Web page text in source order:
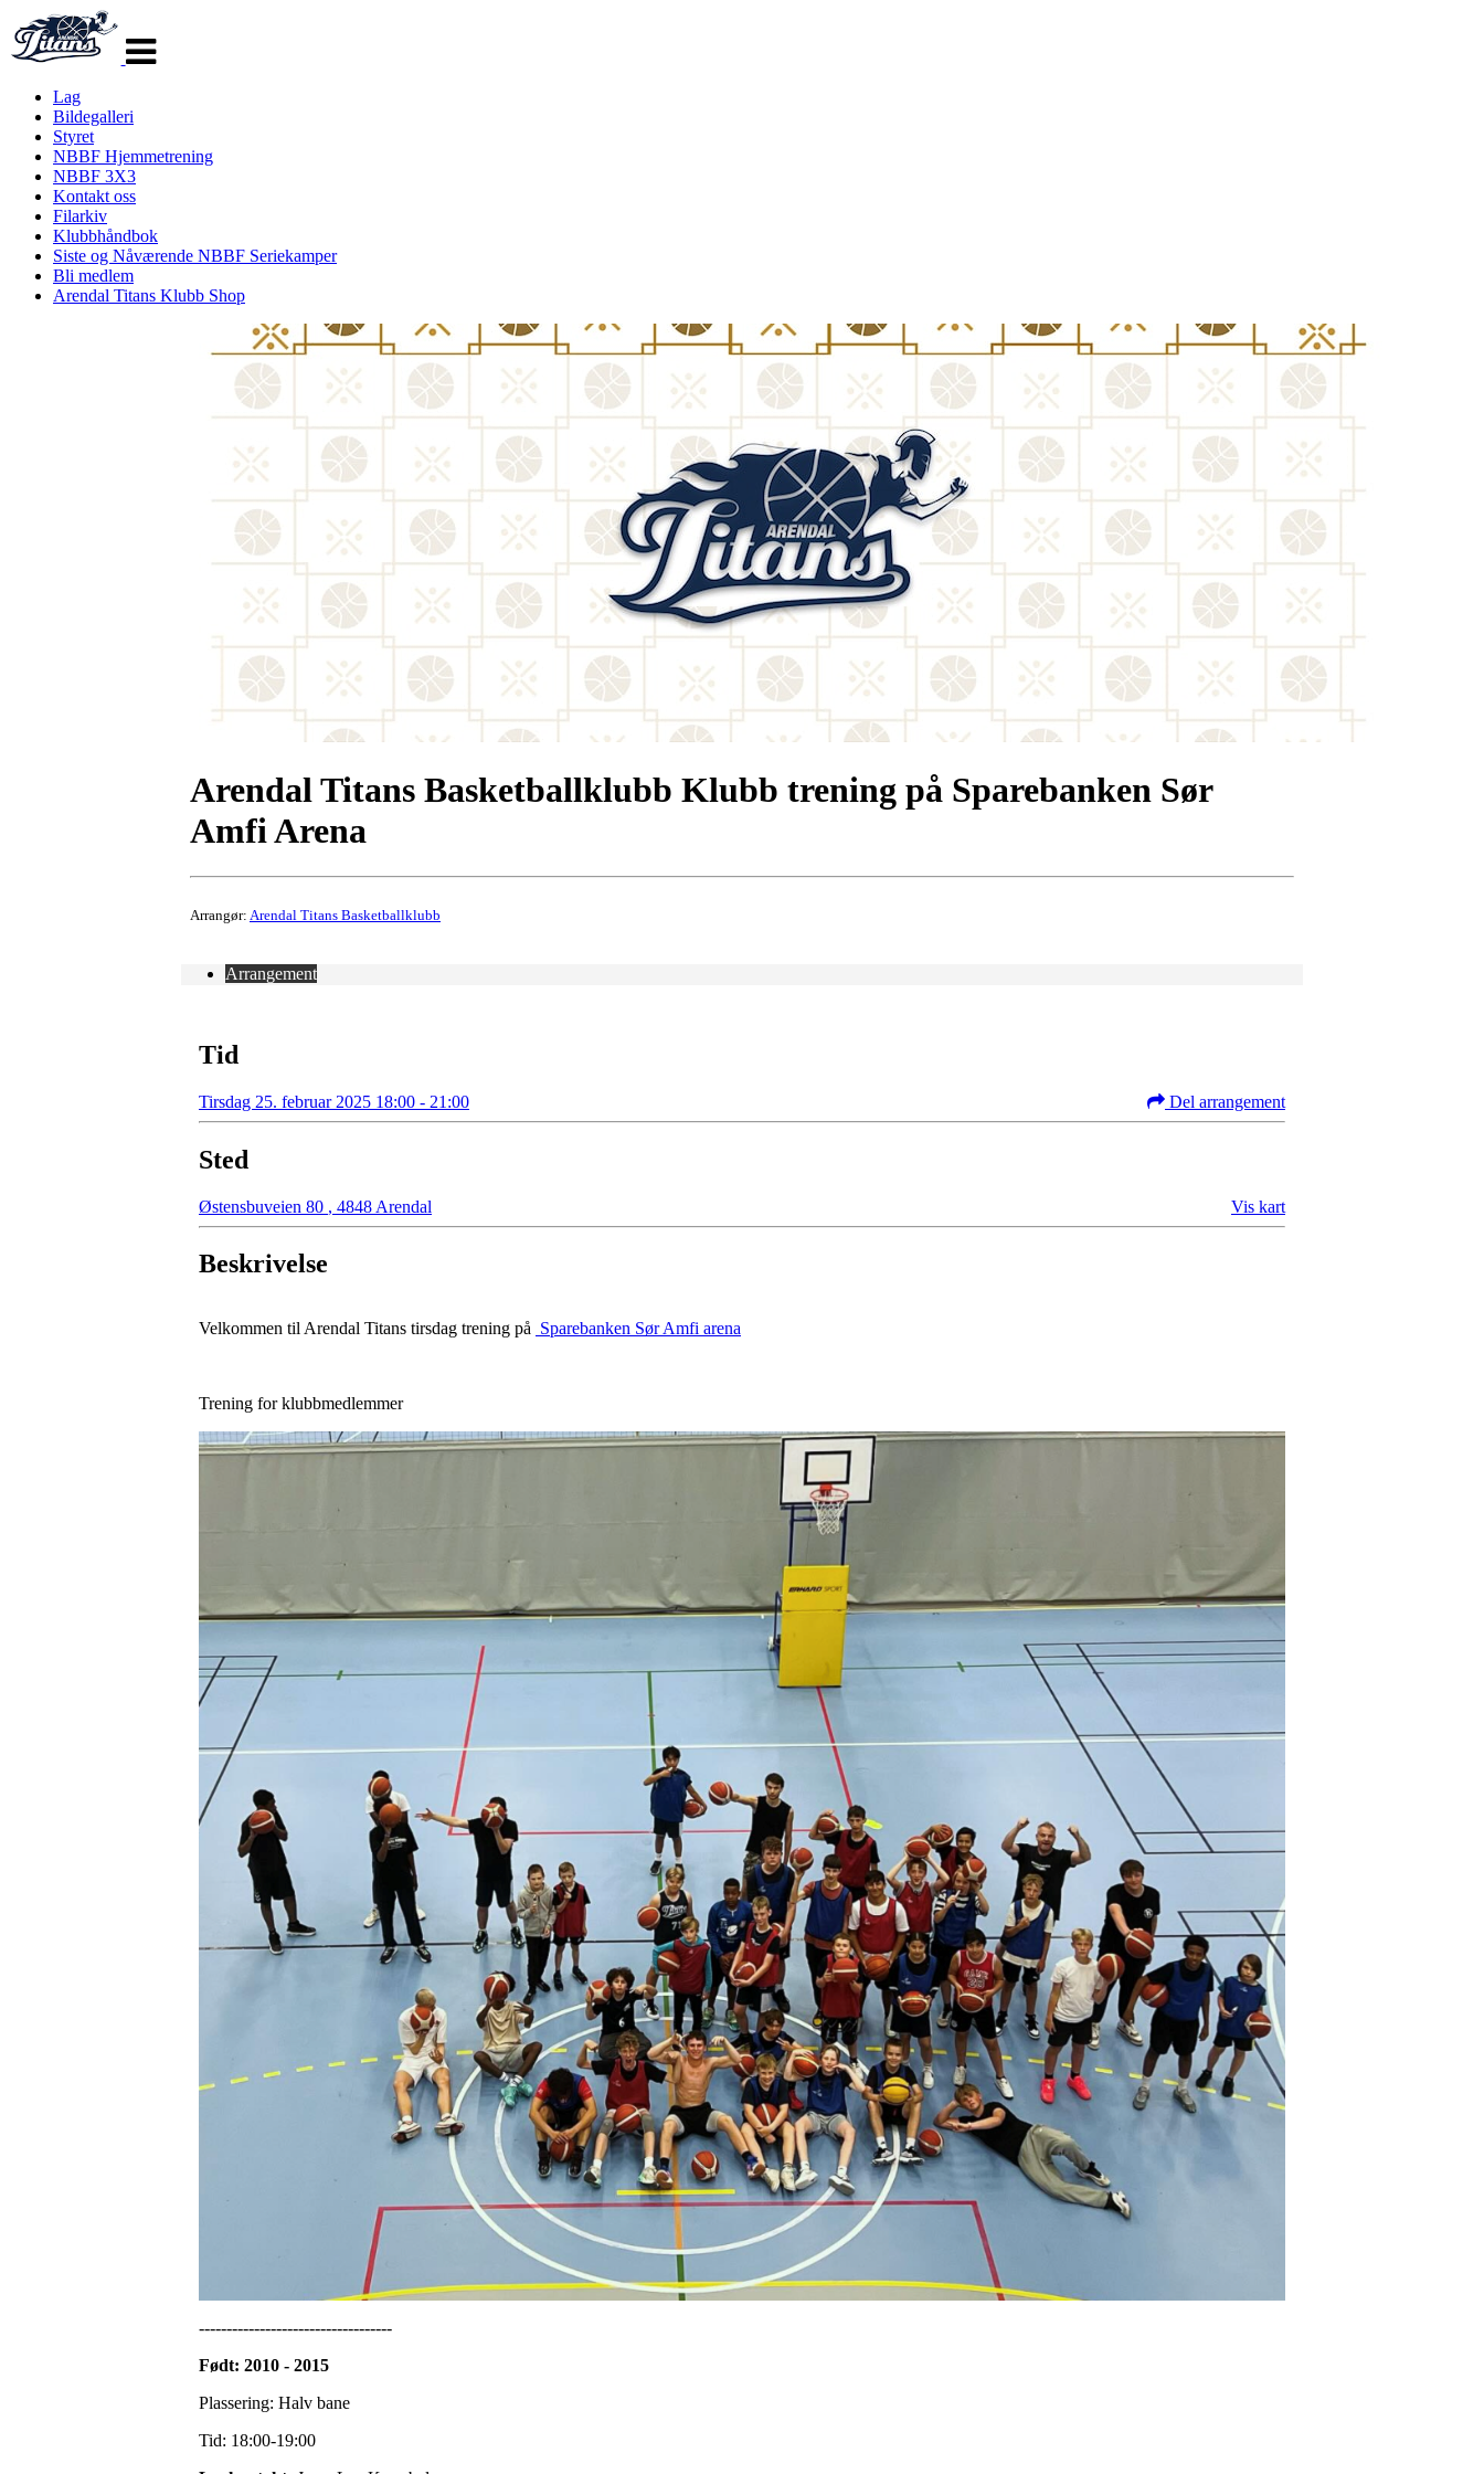
navigasjon
Lag
Bildegalleri
Styret
NBBF Hjemmetrening
NBBF 3X3
Kontakt oss
Filarkiv
Klubbhåndbok
Siste og Nåværende NBBF Seriekamper
Bli medlem
Arendal Titans Klubb Shop
Arendal Titans Basketballklubb Klubb trening på Sparebanken Sør
Amfi Arena
Arrangør: Arendal Titans Basketballklubb
Arrangement
Tid
Tirsdag 25. februar 2025 18:00 - 21:00 Del arrangement
Sted
Østensbuveien 80 , 4848 Arendal Vis kart
Beskrivelse
Velkommen til Arendal Titans tirsdag trening på Sparebanken Sør Amfi arena
Trening for klubbmedlemmer
-----------------------------------
Født: 2010 - 2015
Plassering: Halv bane
Tid: 18:00-19:00